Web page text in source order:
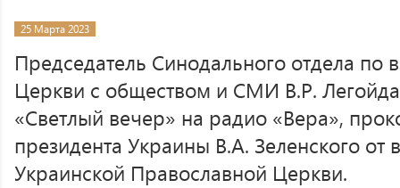
25 Марта 2023
Председатель Синодального отдела по
Церкви с обществом и СМИ В.Р.
«Светлый вечер» на радио «Вера»,
президента Украины В.А. Зеленского
Украинской Православной Церкви.